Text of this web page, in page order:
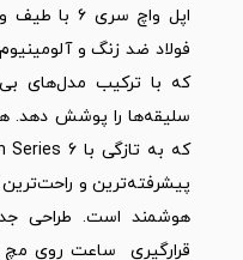
اپل واچ سری
که با ترکیب مدل‌های
پیشرفته‌ترین و
هوشمند است. طراحی
قرارگیری ساعت روی